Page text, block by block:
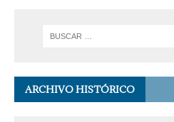
ARCHIVO HISTÓRICO